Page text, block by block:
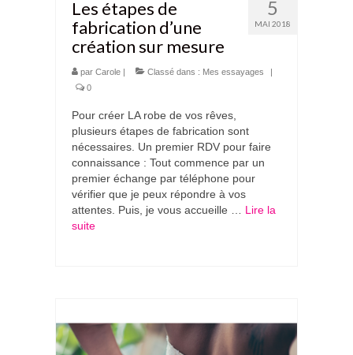
5
MAI 2018
Les étapes de
fabrication d’une
création sur mesure
par Carole | Classé dans : Mes essayages
|
0
Pour créer LA robe de vos rêves,
plusieurs étapes de fabrication sont
nécessaires. Un premier RDV pour faire
connaissance : Tout commence par un
premier échange par téléphone pour
vérifier que je peux répondre à vos
attentes. Puis, je vous accueille … Lire la
suite­­